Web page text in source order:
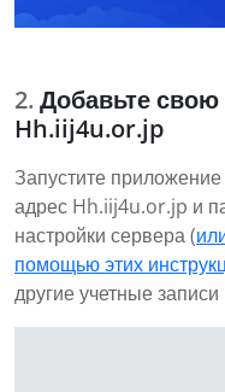
Добавьте
Hh.iij4u.or.jp
Запустите
адрес Hh.iij4u.or.jp и
настройки сервера (
помощью этих
другие учетные